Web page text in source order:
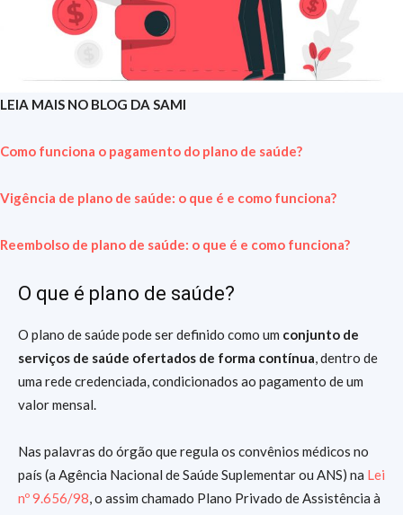
LEIA MAIS NO BLOG DA SAMI
Como funciona o pagamento do plano de saúde?
Vigência de plano de saúde: o que é e como funciona?
Reembolso de plano de saúde: o que é e como funciona?
O que é plano de saúde?
O plano de saúde pode ser definido como um conjunto de
serviços de saúde ofertados de forma contínua, dentro de
uma rede credenciada, condicionados ao pagamento de um
valor mensal.
Nas palavras do órgão que regula os convênios médicos no
país (a Agência Nacional de Saúde Suplementar ou ANS) na Lei
nº 9.656/98, o assim chamado Plano Privado de Assistência à